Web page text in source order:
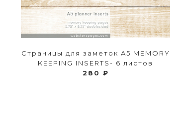
Страницы для заметок A5 MEMORY
KEEPING INSERTS- 6 листов
280 ₽